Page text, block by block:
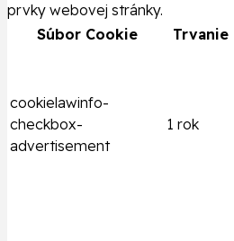
prvky webovej stránky.
Súbor Cookie
Trvanie
cookielawinfo-
checkbox-
advertisement
1 rok